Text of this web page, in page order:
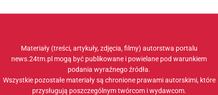
Materiały (treści, artykuły, zdjęcia, filmy) autorstwa portalu
news.24tm.pl mogą być publikowane i powielane pod warunkiem
podania wyraźnego źródła.
Wszystkie pozostałe materiały są chronione prawami autorskimi, które
przysługują poszczególnym twórcom i wydawcom.